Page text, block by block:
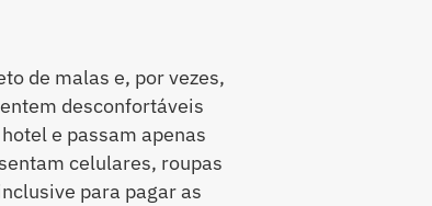
de malas e, por vezes,
desconfortáveis
e passam apenas
celulares, roupas
para pagar as